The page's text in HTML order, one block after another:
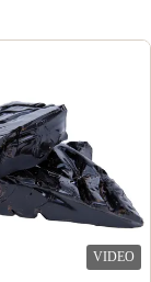
VIDEO